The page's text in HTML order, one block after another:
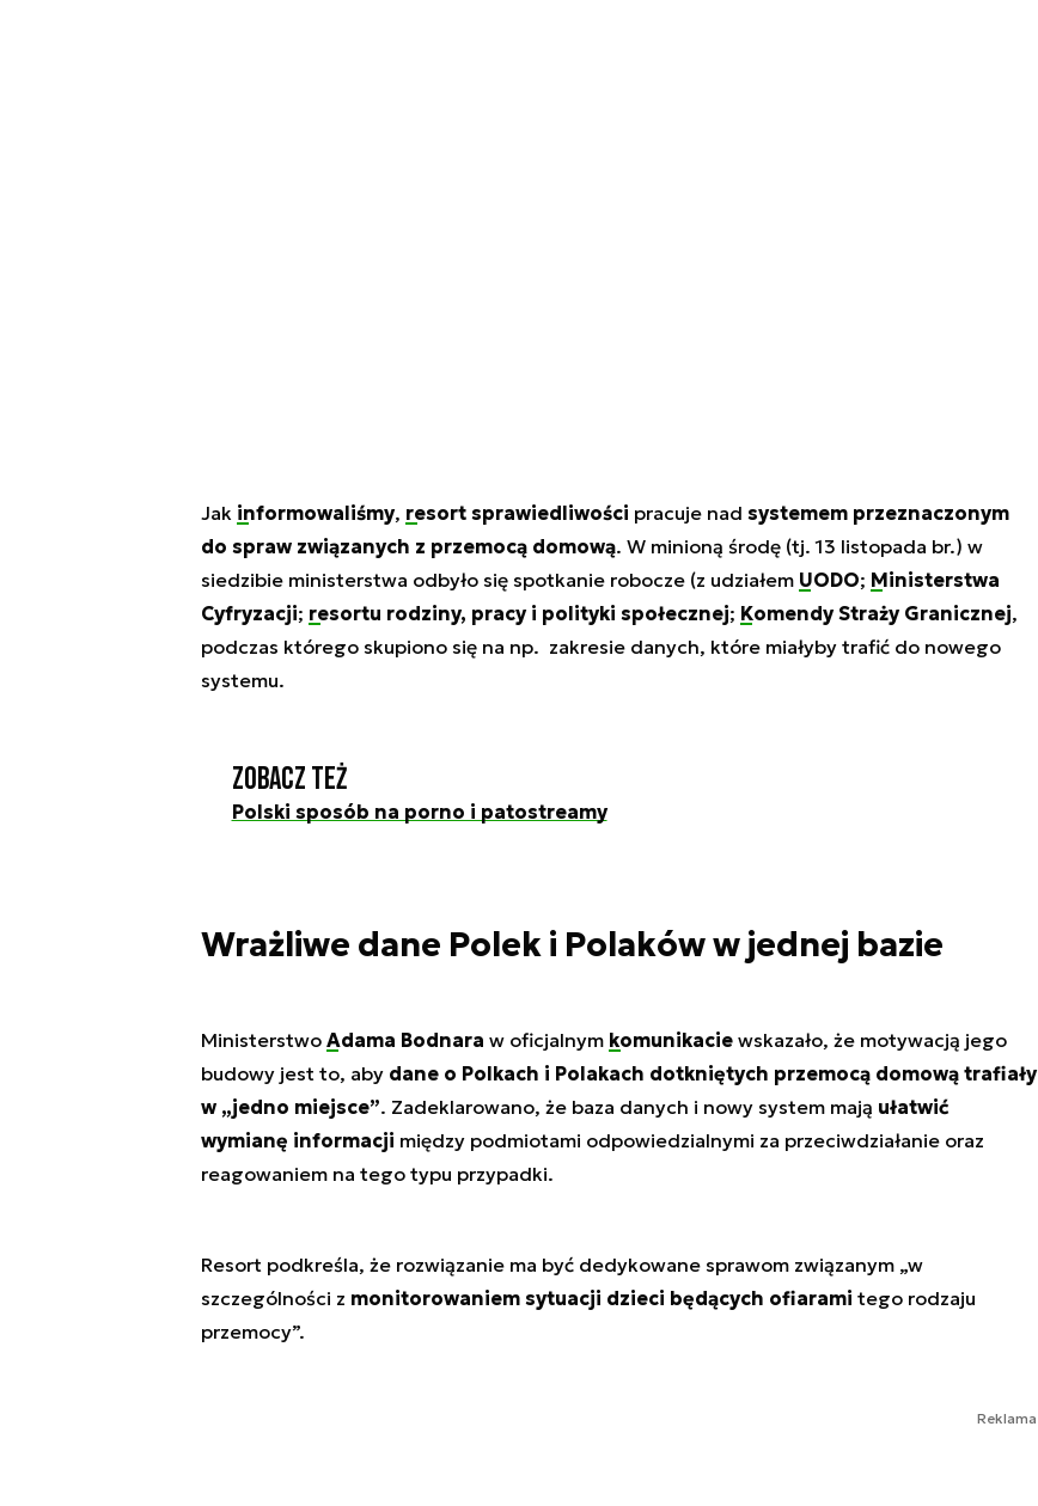
Jak informowaliśmy, resort sprawiedliwości pracuje nad systemem przeznaczonym
do spraw związanych z przemocą domową. W minioną środę (tj. 13 listopada br.) w
siedzibie ministerstwa odbyło się spotkanie robocze (z udziałem UODO; Ministerstwa
Cyfryzacji; resortu rodziny, pracy i polityki społecznej; Komendy Straży Granicznej,
podczas którego skupiono się na np. zakresie danych, które miałyby trafić do nowego
systemu.
Zobacz też
Polski sposób na porno i patostreamy
Wrażliwe dane Polek i Polaków w jednej bazie
Ministerstwo Adama Bodnara w oficjalnym komunikaciewskazało, że motywacją jego
budowy jest to, aby dane o Polkach i Polakach dotkniętych przemocą domową trafiały
w „jedno miejsce”. Zadeklarowano, że baza danych i nowy system mają ułatwić
wymianę informacji między podmiotami odpowiedzialnymi za przeciwdziałanie oraz
reagowaniem na tego typu przypadki.
Resort podkreśla, że rozwiązanie ma być dedykowane sprawom związanym „w
szczególności z monitorowaniem sytuacji dzieci będących ofiarami tego rodzaju
przemocy”.
Reklama